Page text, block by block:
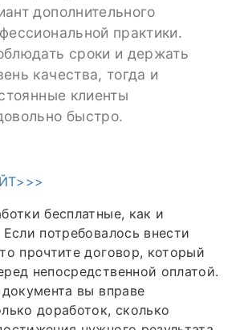
дополнительного
практики.
сроки и держать
качества, тогда и
клиенты
быстро.
бесплатные, как и
потребовалось внести
прочтите договор, который
непосредственной оплатой.
вы вправе
доработок, сколько